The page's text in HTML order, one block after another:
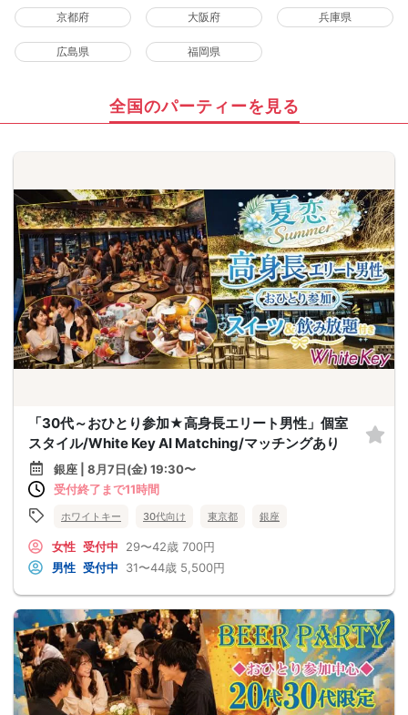
京都府 大阪府 兵庫県
広島県 福岡県
全国のパーティーを見る
「30代～おひとり参加★高身長エリート男性」個室
スタイル/White Key AI Matching/マッチングあり
銀座 | 8月7日(金) 19:30〜
受付終了まで11時間
ホワイトキー 30代向け 東京都 銀座
女性 受付中 29〜42歳 700円
男性 受付中 31〜44歳 5,500円